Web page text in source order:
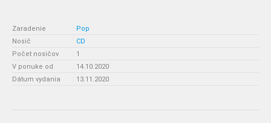
Zaradenie : Pop
Nosič
: CD
Počet nosičov
: 1
V ponuke od
: 14.10.2020
Dátum vydania
: 13.11.2020